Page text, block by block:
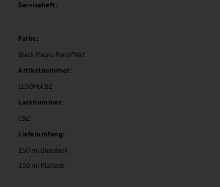
Serviceheft.
Farbe:
Black Magic-Perleffekt
Artikelnummer:
LLS0P6C9Z
Lacknummer:
C9Z
Lieferumfang:
150 ml Basislack
150 ml Klarlack